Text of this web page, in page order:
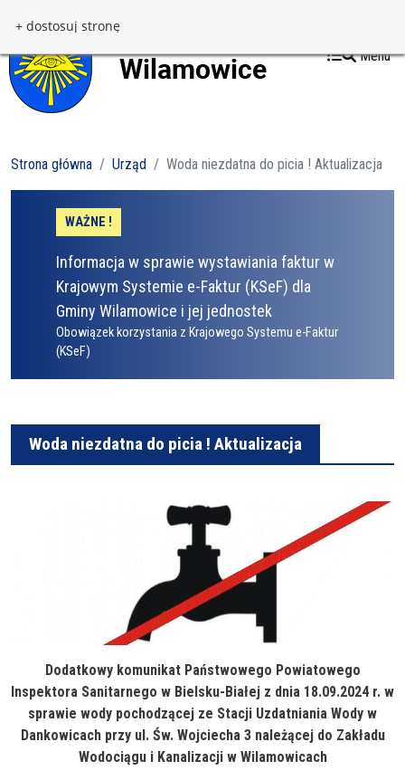
+ dostosuj stronę
Menu
Strona główna Urząd Woda niezdatna do picia ! Aktualizacja
WAŻNE !
Informacja w sprawie wystawiania faktur w
Krajowym Systemie e-Faktur (KSeF) dla
Gminy Wilamowice i jej jednostek
Obowiązek korzystania z Krajowego Systemu e-Faktur
(KSeF)
Woda niezdatna do picia ! Aktualizacja
Dodatkowy komunikat Państwowego Powiatowego
Inspektora Sanitarnego w Bielsku-Białej z dnia 18.09.2024 r. w
sprawie wody pochodzącej ze Stacji Uzdatniania Wody w
Dankowicach przy ul. Św. Wojciecha 3 należącej do Zakładu
Wodociągu i Kanalizacji w Wilamowicach